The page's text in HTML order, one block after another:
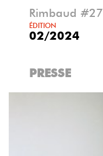
Rimbaud #27
ÉDITION
02/2024
PRESSE